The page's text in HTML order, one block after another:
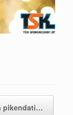
pikendati…